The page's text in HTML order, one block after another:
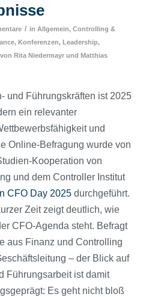
/ in Allgemein, Controlling &
, Konferenzen, Leadership,
von Rita Niedermayrund Matthias
und Führungskräften ist 2025
ein relevanter
und
Online-Befragung wurde von
Kooperation von
und dem Controller Institut
CFO Day 2025durchgeführt.
Zeit zeigt deutlich, wie
CFO-Agenda steht. Befragt
aus Finanz und Controlling
– der Blick auf
Führungsarbeit ist damit
Es geht nicht bloß